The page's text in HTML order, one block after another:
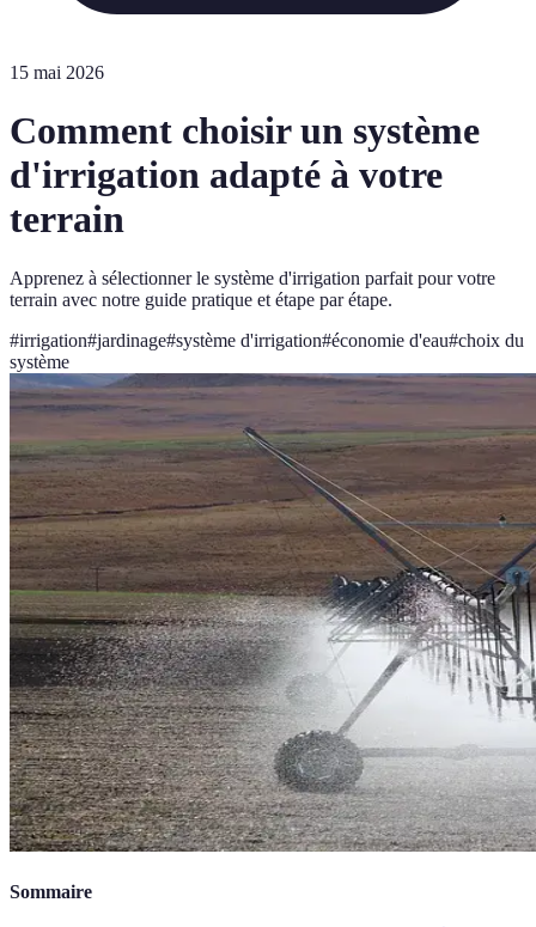
15 mai 2026
Comment choisir un système
d'irrigation adapté à votre
terrain
Apprenez à sélectionner le système d'irrigation parfait pour votre
terrain avec notre guide pratique et étape par étape.
#irrigation#jardinage#système d'irrigation#économie d'eau#choix du
système
Sommaire